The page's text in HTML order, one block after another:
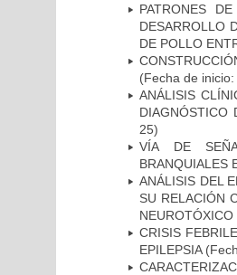
PATRONES
DESARROLLO
DE POLLO
(Fecha de
ANÁLISIS
DIAGNÓSTICO
25)
VÍA DE
BRANQUIALES
ANÁLISIS DEL
SU RELACIÓN
NEUROTÓXICO
CRISIS
EPILEPSIA